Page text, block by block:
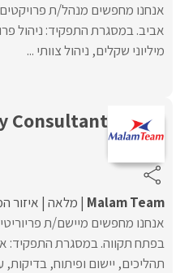
אנחנו מחפשים מנהל/ת
אביב. במסגרת התפקיד: ניהול
מיליוני שקלים, ניהול צוותי ...
Consultant
Malam Team מלאה איזור
אנחנו מחפשים מיישם/ת
בפתח תקווה. במסגרת התפקיד:
תהליכים, יישום ופיתוח, בדיקות,